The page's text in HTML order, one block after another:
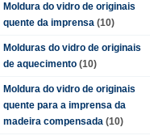
Moldura do vidro de originais
quente da imprensa (10)
Molduras do vidro de originais
de aquecimento (10)
Moldura do vidro de originais
quente para a imprensa da
madeira compensada (10)